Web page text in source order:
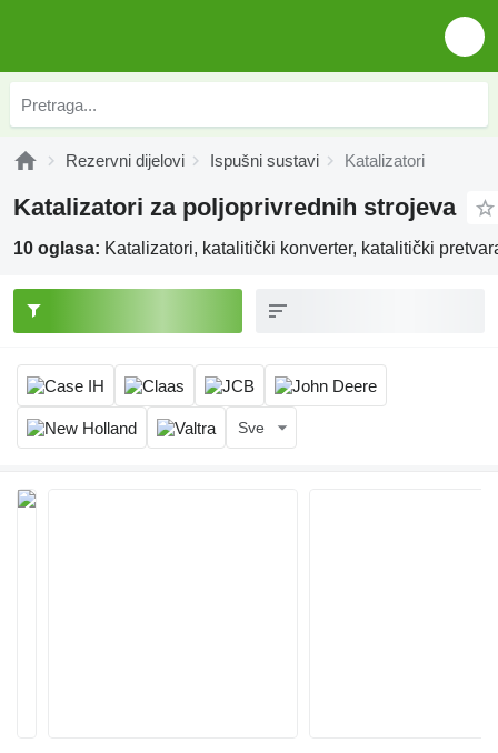
Rezervni dijelovi Ispušni sustavi Katalizatori
Katalizatori za poljoprivrednih strojeva
10 oglasa: Katalizatori, katalitički konverter, katalitički
Sve